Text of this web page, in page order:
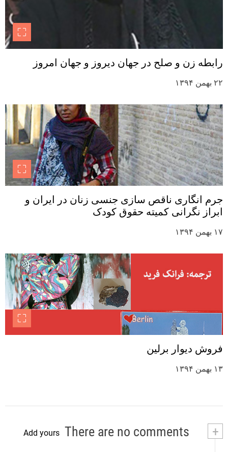
رابطه زن و صلح در جهان دیروز و جهان امروز
۲۲ بهمن ۱۳۹۴
جرم انگاری ناقص سازی جنسی زنان در ایران و
ابراز نگرانی کمیته حقوق کودک
۱۷ بهمن ۱۳۹۴
فروش دیوار برلین
۱۳ بهمن ۱۳۹۴
+
Add yours